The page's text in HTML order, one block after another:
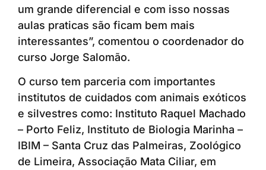
um grande diferencial e com isso nossas
aulas praticas são ficam bem mais
interessantes”, comentou o coordenador do
curso Jorge Salomão.
O curso tem parceria com importantes
institutos de cuidados com animais exóticos
e silvestres como: Instituto Raquel Machado
– Porto Feliz, Instituto de Biologia Marinha –
IBIM – Santa Cruz das Palmeiras, Zoológico
de Limeira, Associação Mata Ciliar, em